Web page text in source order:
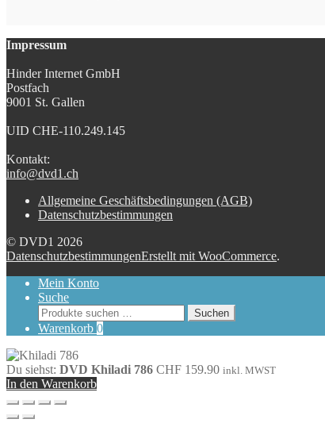
Impressum
Hinder Internet GmbH
Postfach
9001 St. Gallen
UID CHE-110.249.145
Kontakt:
info@dvd1.ch
Allgemeine Geschäftsbedingungen (AGB)
Datenschutzbestimmungen
© DVD1 2026
DatenschutzbestimmungenErstellt mit WooCommerce.
Mein Konto
Suche
Suchen
nach:
Suchen
Warenkorb 0
Du siehst: DVD Khiladi 786 CHF 159.90 inkl. MWST
In den Warenkorb